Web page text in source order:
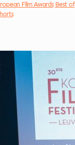
Film Awards Best of